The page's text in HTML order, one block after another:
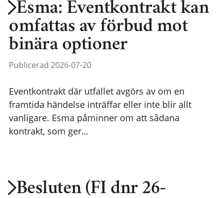
Esma: Eventkontrakt kan
omfattas av förbud mot
binära optioner
Publicerad 2026-07-20
Eventkontrakt där utfallet avgörs av om en
framtida händelse inträffar eller inte blir allt
vanligare. Esma påminner om att sådana
kontrakt, som ger…
Besluten (FI dnr 26-